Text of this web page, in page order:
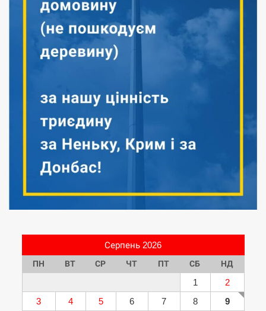
Серпень 2026
ПН ВТ СР ЧТ ПТ СБ НД
1
2
3
4 5 6 7 8
9